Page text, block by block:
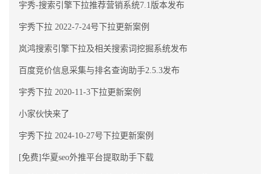
宇秀-搜索引擎下拉推荐营销系统7.1版本发布
宇秀下拉 2022-7-24号下拉更新案例
岚鸿搜索引擎下拉及相关搜索词挖掘系统发布
百度竞价信息采集与排名查询助手2.5.3发布
宇秀下拉 2020-11-3下拉更新案例
小家伙快来了
宇秀下拉 2024-10-27号下拉更新案例
[免费]华夏seo外推平台提取助手下载